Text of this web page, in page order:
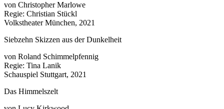
von Christopher Marlowe
Regie: Christian Stückl
Volkstheater München, 2021
Siebzehn Skizzen aus der Dunkelheit
von Roland Schimmelpfennig
Regie: Tina Lanik
Schauspiel Stuttgart, 2021
Das Himmelszelt